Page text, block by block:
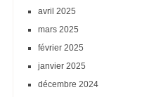
avril 2025
mars 2025
février 2025
janvier 2025
décembre 2024